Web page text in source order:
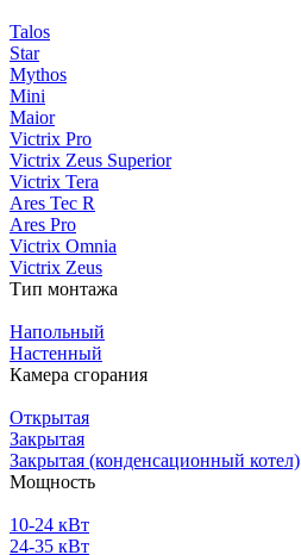
Talos
Star
Mythos
Mini
Maior
Victrix Pro
Victrix Zeus Superior
Victrix Tera
Ares Tec R
Ares Pro
Victrix Omnia
Victrix Zeus
Тип монтажа
Напольный
Настенный
Камера сгорания
Открытая
Закрытая
Закрытая (конденсационный котел)
Мощность
10-24 кВт
24-35 кВт